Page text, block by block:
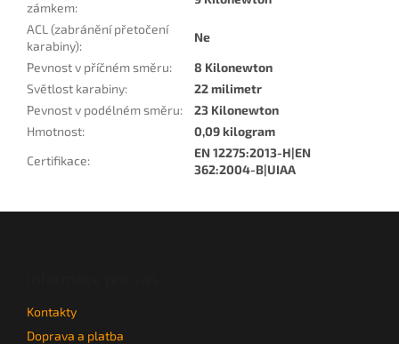
zámkem:
ACL (zabránění přetočení
karabiny):
Ne
Pevnost v příčném směru:
8 Kilonewton
Světlost karabiny:
22 milimetr
Pevnost v podélném směru:
23 Kilonewton
Hmotnost:
0,09 kilogram
Certifikace:
EN 12275:2013-H|EN
362:2004-B|UIAA
Kontakty
Doprava a platba